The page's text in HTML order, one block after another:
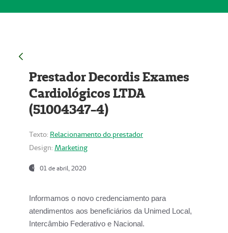
Prestador Decordis Exames
Cardiológicos LTDA
(51004347-4)
Texto: Relacionamento do prestador
Design: Marketing
01 de abril, 2020
Informamos o novo credenciamento para
atendimentos aos beneficiários da Unimed Local,
Intercâmbio Federativo e Nacional.